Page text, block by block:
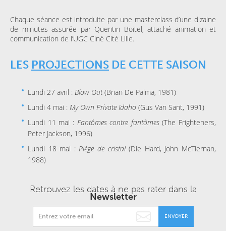
Chaque séance est introduite par une masterclass d’une dizaine
de minutes assurée par Quentin Boitel, attaché animation et
communication de l’UGC Ciné Cité Lille.
LES PROJECTIONS DE CETTE SAISON
Lundi 27 avril : Blow Out(Brian De Palma, 1981)
Lundi 4 mai : My Own Private Idaho (Gus Van Sant, 1991)
Lundi 11 mai : Fantômes contre fantômes(The Frighteners,
Peter Jackson, 1996)
Lundi 18 mai :Piège de cristal(Die Hard, John McTiernan,
1988)
Retrouvez les dates à ne pas rater dans la
Newsletter
ENVOYER